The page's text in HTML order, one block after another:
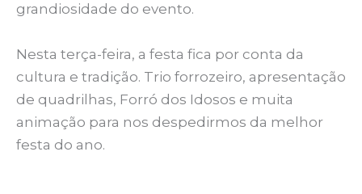
grandiosidade do evento.
Nesta terça-feira, a festa fica por conta da
cultura e tradição. Trio forrozeiro, apresentação
de quadrilhas, Forró dos Idosos e muita
animação para nos despedirmos da melhor
festa do ano.